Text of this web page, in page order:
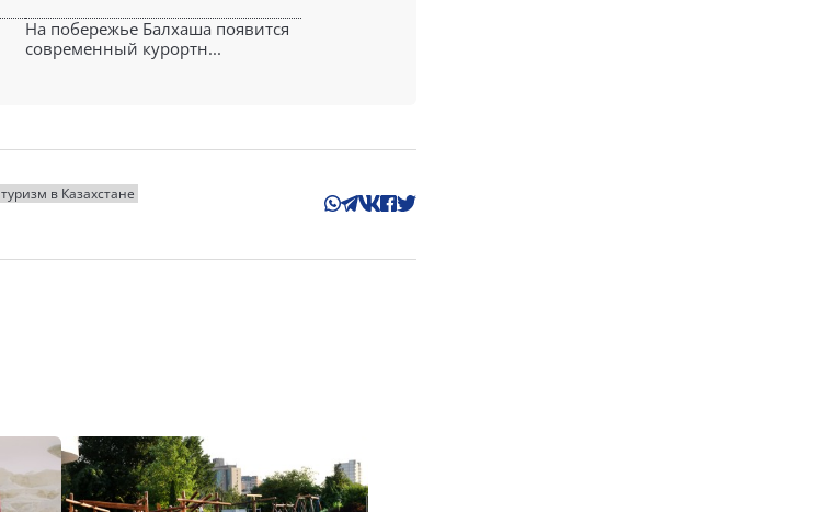
На побережье Балхаша появится
современный курортн...
туризм в Казахстане